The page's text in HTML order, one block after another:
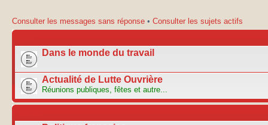
Consulter les messages sans réponse • Consulter les sujets actifs
Dans le monde du travail
Actualité de Lutte Ouvrière
Réunions publiques, fêtes et autre...